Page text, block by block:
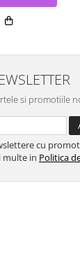
si promotiile
cu
multe in Politica